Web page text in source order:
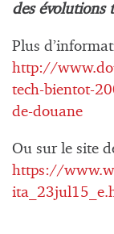
des évolutions
Plus
http://
tech-bientot-
de-douane
Ou sur le site
https://